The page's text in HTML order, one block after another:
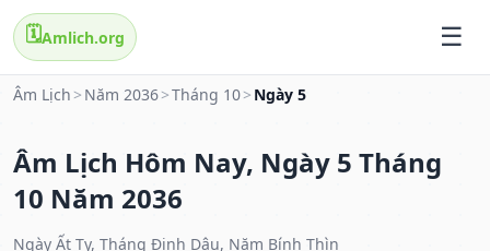
🗓️Amlich.org
Âm Lịch > Năm 2036>Tháng 10> Ngày 5
Âm Lịch Hôm Nay, Ngày 5 Tháng
10 Năm 2036
Ngày Ất Tỵ, Tháng Đinh Dậu, Năm Bính Thìn